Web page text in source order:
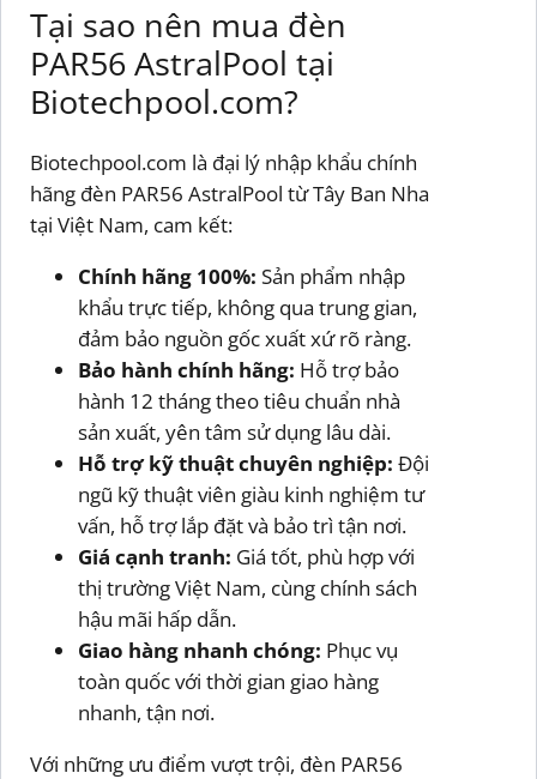
Tại sao nên mua đèn
PAR56 AstralPool tại
Biotechpool.com?
Biotechpool.com là đại lý nhập khẩu chính
hãng đèn PAR56 AstralPool từ Tây Ban Nha
tại Việt Nam, cam kết:
Chính hãng 100%: Sản phẩm nhập
khẩu trực tiếp, không qua trung gian,
đảm bảo nguồn gốc xuất xứ rõ ràng.
Bảo hành chính hãng: Hỗ trợ bảo
hành 12 tháng theo tiêu chuẩn nhà
sản xuất, yên tâm sử dụng lâu dài.
Hỗ trợ kỹ thuật chuyên nghiệp: Đội
ngũ kỹ thuật viên giàu kinh nghiệm tư
vấn, hỗ trợ lắp đặt và bảo trì tận nơi.
Giá cạnh tranh: Giá tốt, phù hợp với
thị trường Việt Nam, cùng chính sách
hậu mãi hấp dẫn.
Giao hàng nhanh chóng: Phục vụ
toàn quốc với thời gian giao hàng
nhanh, tận nơi.
Với những ưu điểm vượt trội, đèn PAR56